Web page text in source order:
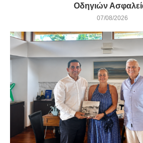
Οδηγιών
07/08/2026